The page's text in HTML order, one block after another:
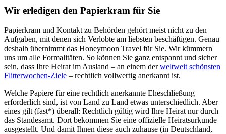
Wir erledigen den Papierkram für Sie
Papierkram und Kontakt zu Behörden gehört meist nicht zu den
Aufgaben, mit denen sich Verlobte am liebsten beschäftigen. Genau
deshalb übernimmt das Honeymoon Travel für Sie. Wir kümmern
uns um alle Formalitäten. So können Sie ganz entspannt und sicher
sein, dass Ihre Heirat im Ausland – an einem derweltweit schönsten
Flitterwochen-Ziele – rechtlich vollwertig anerkannt ist.
Welche Papiere für eine rechtlich anerkannte Eheschließung
erforderlich sind, ist von Land zu Land etwas unterschiedlich. Aber
eines gilt (fast*) überall: Rechtlich gültig wird Ihre Heirat nur durch
das Standesamt. Dort bekommen Sie eine offizielle Heiratsurkunde
ausgestellt. Und damit Ihnen diese auch zuhause (in Deutschland,